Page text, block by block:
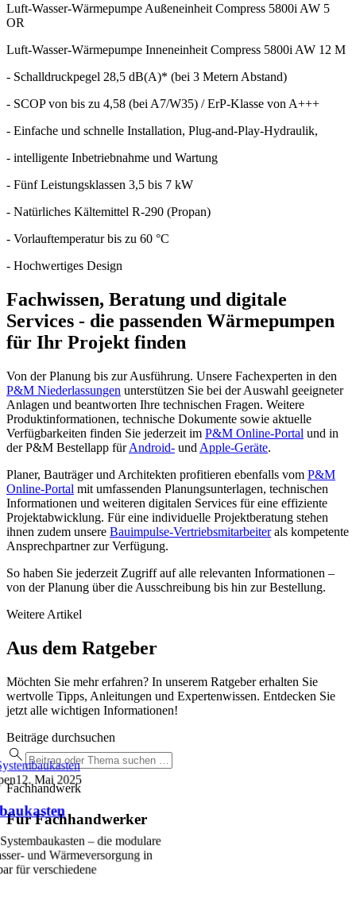
Luft-Wasser-Wärmepumpe Außeneinheit Compress 5800i AW 5
OR
Luft-Wasser-Wärmepumpe Inneneinheit Compress 5800i AW 12 M
- Schalldruckpegel 28,5 dB(A)* (bei 3 Metern Abstand)
- SCOP von bis zu 4,58 (bei A7/W35) / ErP-Klasse von A+++
- Einfache und schnelle Installation, Plug-and-Play-Hydraulik,
- intelligente Inbetriebnahme und Wartung
- Fünf Leistungsklassen 3,5 bis 7 kW
- Natürliches Kältemittel R-290 (Propan)
- Vorlauftemperatur bis zu 60 °C
- Hochwertiges Design
Fachwissen, Beratung und digitale
Services - die passenden Wärmepumpen
für Ihr Projekt finden
Von der Planung bis zur Ausführung. Unsere Fachexperten in den
P&M Niederlassungen unterstützen Sie bei der Auswahl geeigneter
Anlagen und beantworten Ihre technischen Fragen. Weitere
Produktinformationen, technische Dokumente sowie aktuelle
Verfügbarkeiten finden Sie jederzeit im P&M Online-Portal und in
der P&M Bestellapp fürAndroid- und Apple-Geräte.
Planer, Bauträger und Architekten profitieren ebenfalls vom P&M
Online-Portal mit umfassenden Planungsunterlagen, technischen
Informationen und weiteren digitalen Services für eine effiziente
Projektabwicklung. Für eine individuelle Projektberatung stehen
ihnen zudem unsere Bauimpulse-Vertriebsmitarbeiterals kompetente
Ansprechpartner zur Verfügung.
So haben Sie jederzeit Zugriff auf alle relevanten Informationen –
von der Planung über die Ausschreibung bis hin zur Bestellung.
Weitere Artikel
Aus dem Ratgeber
Möchten Sie mehr erfahren? In unserem Ratgeber erhalten Sie
wertvolle Tipps, Anleitungen und Expertenwissen. Entdecken Sie
jetzt alle wichtigen Informationen!
Beiträge durchsuchen
Fachhandwerk
Für Fachhandwerker
12. Mai 2025
– die modulare
und Wärmeversorgung in
für verschiedene